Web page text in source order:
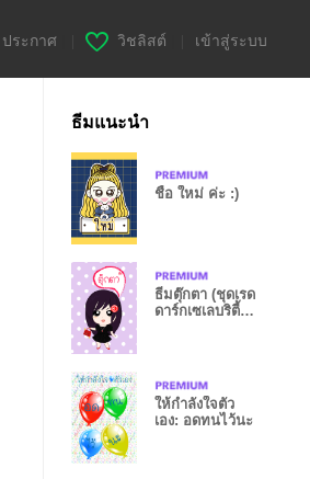
ประกาศ วิชลิสต์ เข้าสู่ระบบ
ธีมแนะนำ
ชื่อ ใหม่ ค่ะ :)
ธีมตุ๊กตา (ชุดเรด
ดาร์กเซเลบริตี้
ให้กำลังใจตัว
เอง: อดทนไว้นะ